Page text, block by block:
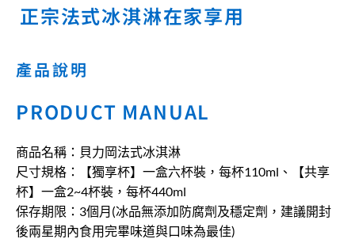
正宗法式冰淇淋在家享用
產品說明
PRODUCT MANUAL
商品名稱：貝力岡法式冰淇淋
尺寸規格：【獨享杯】一盒六杯裝，每杯110ml、【共享
杯】一盒2~4杯裝，每杯440ml
保存期限：3個月(冰品無添加防腐劑及穩定劑，建議開封
後兩星期內食用完畢味道與口味為最佳)